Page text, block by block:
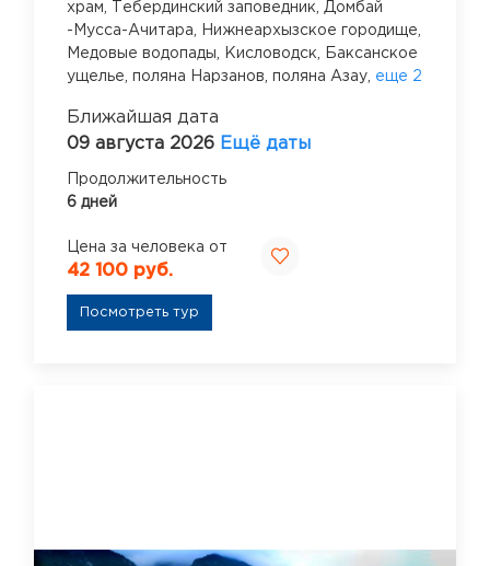
храм,
Тебердинский заповедник, Домбай
-Мусса-Ачитара,
Нижнеархызское городище,
Медовые водопады,
Кисловодск,
Баксанское
ущелье, поляна Нарзанов, поляна Азау, еще 2
Ближайшая дата
09 августа 2026 Ещё даты
Продолжительность
6 дней
Цена за человека от
42 100 руб.
Посмотреть тур